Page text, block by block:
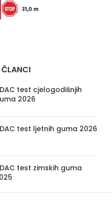
test cjelogodišnjih
2026
test ljetnih guma 2026
test zimskih guma